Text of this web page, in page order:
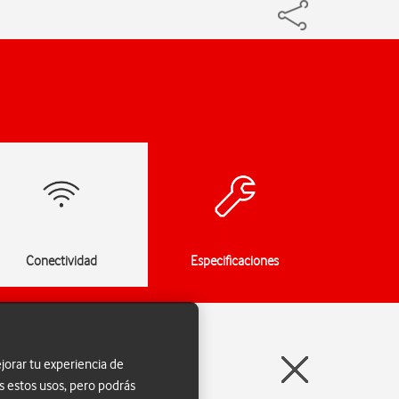
Conectividad Especificaciones
tu experiencia de
estos usos, pero podrás